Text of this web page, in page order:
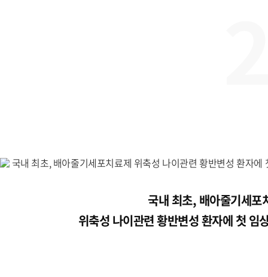
국내 최초, 배아줄기세포
위축성 나이관련 황반변성 환자에 첫 임